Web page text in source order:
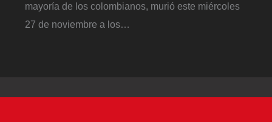
mayoría de los colombianos, murió este miércoles
27 de noviembre a los…